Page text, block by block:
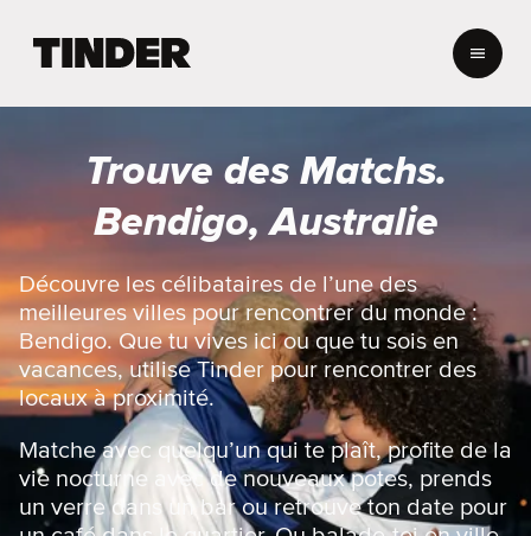
i
l
T
n
d
e
r
Trouve des Matchs.
Bendigo, Australie
Découvre les célibataires de l’une des
meilleures villes pour rencontrer du monde :
Bendigo. Que tu vives ici ou que tu sois en
vacances, utilise Tinder pour rencontrer des
locaux à proximité.
Matche avec quelqu’un qui te plaît, profite de la
vie nocturne avec de nouveaux potes, prends
un verre dans un bar ou retrouve ton date pour